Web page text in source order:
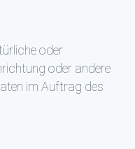
oder
oder andere
im Auftrag des